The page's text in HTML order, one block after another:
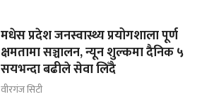
मधेस प्रदेश जनस्वास्थ्य प्रयोगशाला पूर्ण
क्षमतामा सञ्चालन, न्यून शुल्कमा दैनिक ५
सयभन्दा बढीले सेवा लिँदै
वीरगंज सिटी